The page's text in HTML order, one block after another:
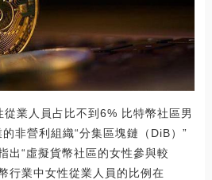
業人員占比不到6% 比特幣社區男
非營利組織“分集區塊鏈（DiB）”
出“虛擬貨幣社區的女性參與較
行業中女性從業人員的比例在